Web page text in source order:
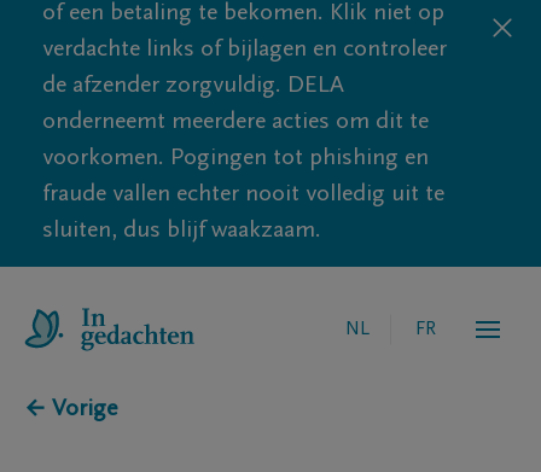
of een betaling te bekomen. Klik niet op
verdachte links of bijlagen en controleer
de afzender zorgvuldig. DELA
onderneemt meerdere acties om dit te
voorkomen. Pogingen tot phishing en
fraude vallen echter nooit volledig uit te
sluiten, dus blijf waakzaam.
NL FR
← Vorige